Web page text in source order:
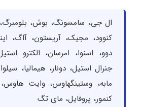
ال جی، سامسونگ، بوش،
کنوود، مجیک، آریستون، آاگ،
دوو، اسنوا، امرسان، الکترو
جنرال استیل، دونار، هیمالیا،
مابه، وستینگهاوس، وایت هاوس،
کنمور، پروفایل، مای تگ